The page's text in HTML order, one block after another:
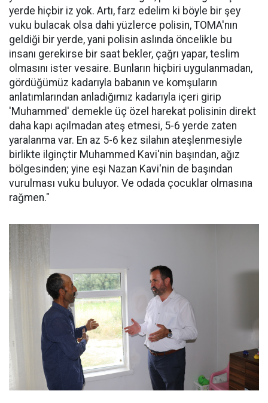
yerde hiçbir iz yok. Artı, farz edelim ki böyle bir şey
vuku bulacak olsa dahi yüzlerce polisin, TOMA'nın
geldiği bir yerde, yani polisin aslında öncelikle bu
insanı gerekirse bir saat bekler, çağrı yapar, teslim
olmasını ister vesaire. Bunların hiçbiri uygulanmadan,
gördüğümüz kadarıyla babanın ve komşuların
anlatımlarından anladığımız kadarıyla içeri girip
'Muhammed' demekle üç özel harekat polisinin direkt
daha kapı açılmadan ateş etmesi, 5-6 yerde zaten
yaralanma var. En az 5-6 kez silahın ateşlenmesiyle
birlikte ilginçtir Muhammed Kavi'nin başından, ağız
bölgesinden; yine eşi Nazan Kavi'nin de başından
vurulması vuku buluyor. Ve odada çocuklar olmasına
rağmen."